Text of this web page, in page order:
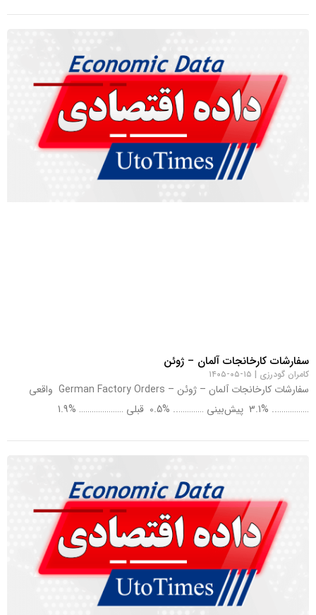
سفارشات کارخانجات آلمان – ژوئن
کامران گودرزی ۱۵-۰۵-۱۴۰۵
سفارشات کارخانجات آلمان – ژوئن – German Factory Orders واقعی
…………….. %3.1 پیش‌بینی ………….. %0.5 قبلی ………………… %1.9